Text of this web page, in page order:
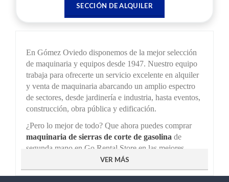
SECCIÓN DE ALQUILER
En Gómez Oviedo disponemos de la mejor selección
de maquinaria y equipos desde 1947. Nuestro equipo
trabaja para ofrecerte un servicio excelente en alquiler
y venta de maquinaria abarcando un amplio espectro
de sectores, desde jardinería e industria, hasta eventos,
construcción, obra pública y edificación.
¿Pero lo mejor de todo? Que ahora puedes comprar
maquinaria de sierras de corte de gasolina de
segunda mano en Go Rental Store en las mejores
condiciones. Y es que en Gómez Oviedo pensamos en
las ventajas que puede aportar a nuestros clientes la
VER MÁS